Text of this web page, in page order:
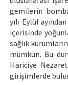
gemilerin
yılı Eylül
içerisinde
sağlık
mümkün. Bu
Hariciye
girişimlerde